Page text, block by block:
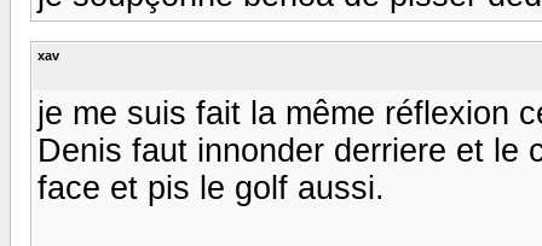
xav
je me suis fait la même réflexion
Denis faut innonder derriere et le
face et pis le golf aussi.